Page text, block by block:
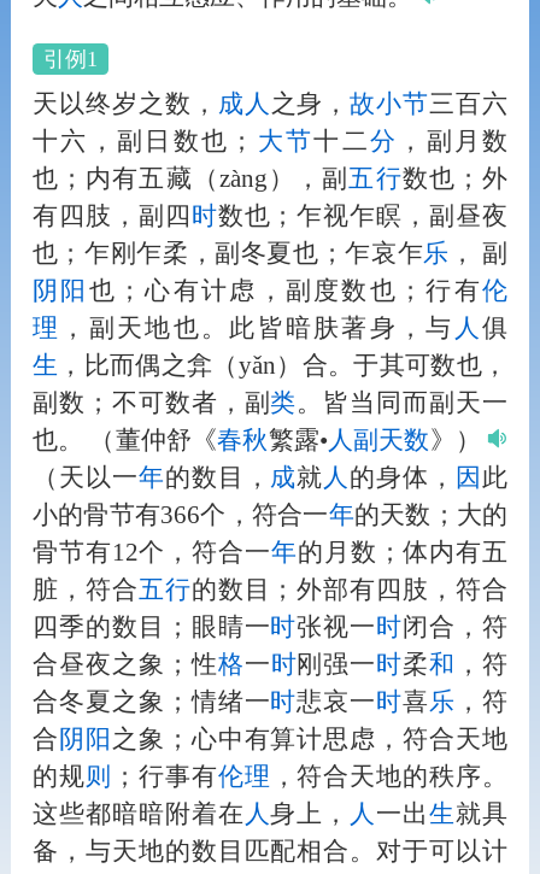
引例1
天以终岁之数， 成 人 之身，故小节三百六
十六，副日数也； 大节十二分 ，副月数
也；内有五藏（zàng），副 五行数也；外
有四肢，副四 时数也；乍视乍瞑，副昼夜
也；乍刚乍柔，副冬夏也；乍哀乍乐 ， 副
阴阳 也；心有计虑，副度数也；行有伦
理 ，副天地也。此皆暗肤著身，与 人俱
生 ，比而偶之弇（yǎn）合。于其可数也，
副数；不可数者，副 类。皆当同而副天一
也。
（董仲舒《春秋繁露•人 副天数》）
（天以一年的数目， 成就 人 的身体， 因 此
小的骨节有366个，符合一年的天数；大的
骨节有12个，符合一年的月数；体内有五
脏，符合五行的数目；外部有四肢，符合
四季的数目；眼睛一时张视一 时闭合，符
合昼夜之象；性格一 时刚强一 时柔和 ，符
合冬夏之象；情绪一时悲哀一 时喜乐 ，符
合 阴阳 之象；心中有算计思虑，符合天地
的规则 ；行事有伦理 ，符合天地的秩序。
这些都暗暗附着在 人身上， 人 一出生就具
备，与天地的数目匹配相合。对于可以计